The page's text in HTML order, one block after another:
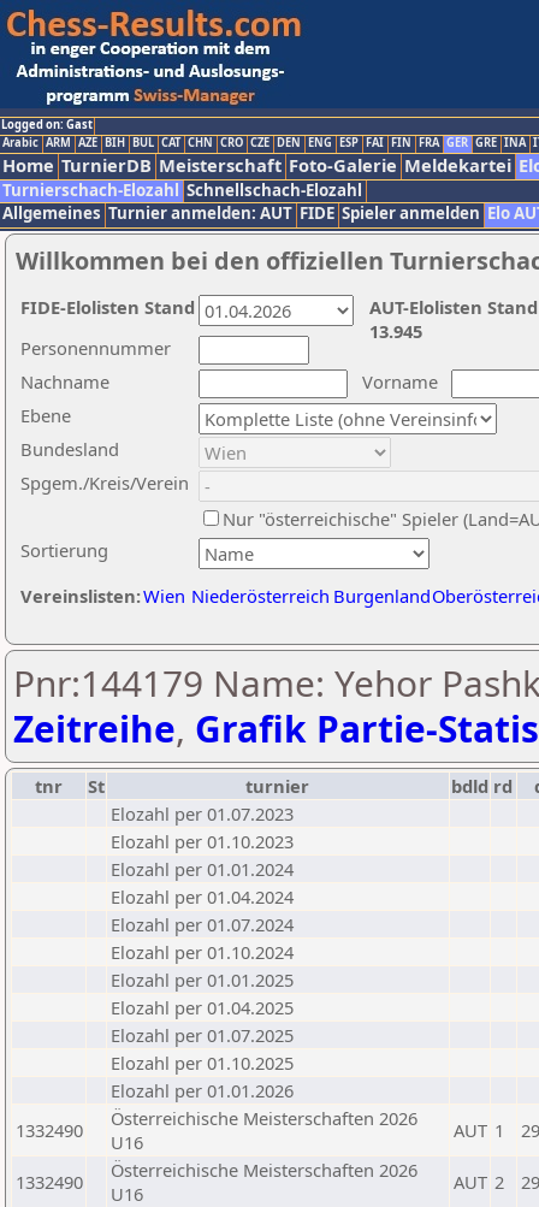
Logged on: Gast
Arabic ARM AZE BIH BUL CAT CHN CRO CZE DEN ENG ESP FAI FIN FRA GER GRE INA
Home TurnierDB Meisterschaft Foto-Galerie Meldekartei
Turnierschach-Elozahl Schnellschach-Elozahl
Allgemeines Turnier anmelden: AUT FIDE Spieler anmelden Elo
Willkommen bei den offiziellen
Nachname
Vorname
Ebene
Sortierung
Personennummer
Bundesland
Spgem./Kreis/Verein
Nur "österreichische" Spieler
Vereinslisten:Wien Niederösterreich Burgenland
AUT-Elolisten
13.945
FIDE-Elolisten Stand
Pnr:144179 Name: Yehor
Zeitreihe, Grafik Partie-
tnr St turnier bdld rd
Elozahl per 01.07.2023
Elozahl per 01.10.2023
Elozahl per 01.01.2024
Elozahl per 01.04.2024
Elozahl per 01.07.2024
Elozahl per 01.10.2024
Elozahl per 01.01.2025
Elozahl per 01.04.2025
Elozahl per 01.07.2025
Elozahl per 01.10.2025
Elozahl per 01.01.2026
1332490
Österreichische Meisterschaften 2026
U16
AUT 1
1332490
Österreichische Meisterschaften 2026
U16
AUT 2